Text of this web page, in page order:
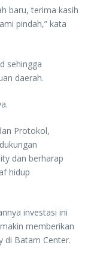
baru, terima kasih
pindah,” kata
sehingga
daerah.
Protokol,
dan berharap
hidup
investasi ini
memberikan
di Batam Center.